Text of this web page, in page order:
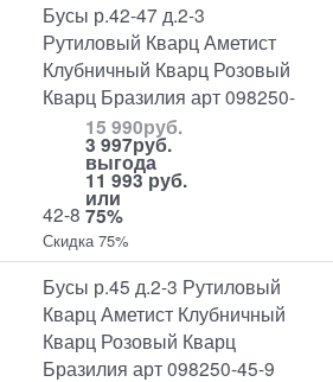
Бусы р.42-47 д.2-3
Рутиловый Кварц Аметист
Клубничный Кварц Розовый
Кварц Бразилия арт 098250-
42-8
15 990руб.
3 997руб.
выгода
11 993 руб.
или
75%
Скидка 75%
Бусы р.45 д.2-3 Рутиловый
Кварц Аметист Клубничный
Кварц Розовый Кварц
Бразилия арт 098250-45-9